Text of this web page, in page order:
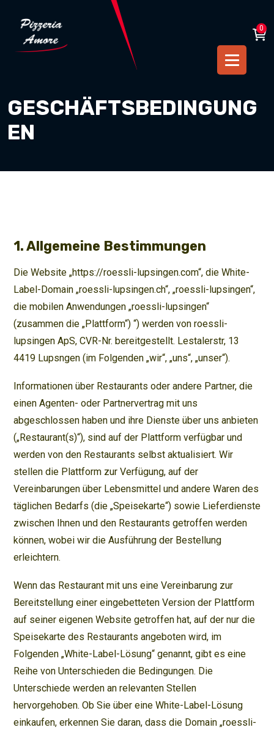
0
GESCHÄFTSBEDINGUNG
EN
1. Allgemeine Bestimmungen
Die Website „https://roessli-lupsingen.com“, die White-
Label-Domain „roessli-lupsingen.ch“, „roessli-lupsingen“,
die mobilen Anwendungen „roessli-lupsingen“
(zusammen die „Plattform“) “) werden von roessli-
lupsingen ApS, CVR-Nr. bereitgestellt. Lestalerstr, 13
4419 Lupsngen (im Folgenden „wir“, „uns“, „unser“).
Informationen über Restaurants oder andere Partner, die
einen Agenten- oder Partnervertrag mit uns
abgeschlossen haben und ihre Dienste über uns anbieten
(„Restaurant(s)“), sind auf der Plattform verfügbar und
werden von den Restaurants selbst aktualisiert. Wir
stellen die Plattform zur Verfügung, auf der
Vereinbarungen über Lebensmittel und andere Waren des
täglichen Bedarfs (die „Speisekarte“) sowie Lieferdienste
zwischen Ihnen und den Restaurants getroffen werden
können, wobei wir die Ausführung der Bestellung
erleichtern.
Wenn das Restaurant mit uns eine Vereinbarung zur
Bereitstellung einer eingebetteten Version der Plattform
auf seiner eigenen Website getroffen hat, auf der nur die
Speisekarte des Restaurants angeboten wird, im
Folgenden „White-Label-Lösung“ genannt, gibt es eine
Reihe von Unterschieden die Bedingungen. Die
Unterschiede werden an relevanten Stellen
hervorgehoben. Ob Sie über eine White-Label-Lösung
einkaufen, erkennen Sie daran, dass die Domain „roessli-